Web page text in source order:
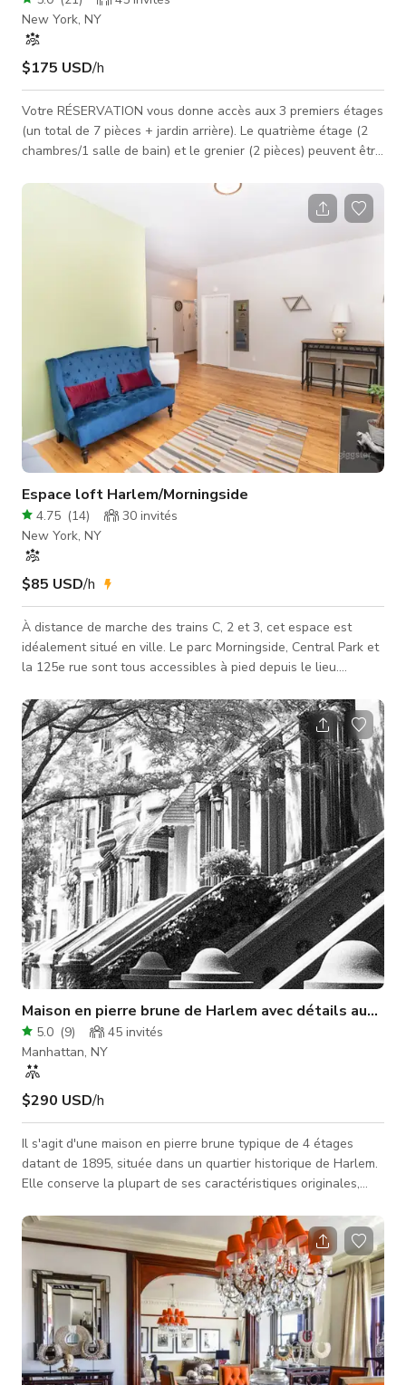
New York, NY
$175 USD/h
Votre RÉSERVATION vous donne accès aux 3 premiers étages
(un total de 7 pièces + jardin arrière). Le quatrième étage (2
chambres/1 salle de bain) et le grenier (2 pièces) peuvent être
des locataires. Nous sommes favorables aux séances photo et
aux tournages de films (jusqu'à une limite de taille d'équipe).
Espace loft Harlem/Morningside
4.75 (14) 30 invités
New York, NY
$85 USD/h
À distance de marche des trains C, 2 et 3, cet espace est
idéalement situé en ville. Le parc Morningside, Central Park et
la 125e rue sont tous accessibles à pied depuis le lieu.
grande zone principale avec une excellente lumière naturelle
provenant de fenêtres hautes, c'est un excellent espace pour
la production. Il est orienté à l'écart de la rue, donc le bruit
n'est jamais un problème ici. L'espace est un lieu idéal pour
acc
Maison en pierre brune de Harlem avec détails
5.0 (9) 45 invités
Manhattan, NY
$290 USD/h
Il s'agit d'une maison en pierre brune typique de 4 étages
datant de 1895, située dans un quartier historique de Harlem.
Elle conserve la plupart de ses caractéristiques originales,
une impression de "gloire fanée" comme seul un authentique
vieux bâtiment peut le faire. Tous les halls des parties
communes ainsi que l'extérieur avant et arrière, la cave et le
toit sont disponibles, ainsi que les deux derniers étages et
l'entr